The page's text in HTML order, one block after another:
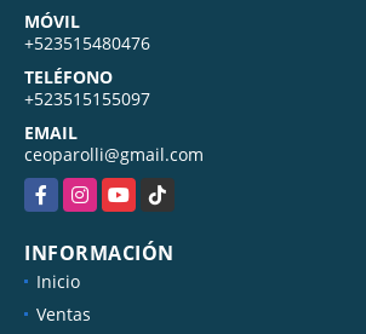
MÓVIL
+523515480476
TELÉFONO
+523515155097
EMAIL
ceoparolli@gmail.com
FacebookInstagramYouTubeTikTok
INFORMACIÓN
Inicio
Ventas